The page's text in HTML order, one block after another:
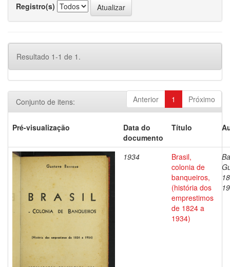
Registro(s)
Resultado 1-1 de 1.
Anterior 1 Próximo
Conjunto de itens:
Pré-visualização
Data do
documento
Título
1934
Brasil,
colonia de
banqueiros,
(história dos
emprestimos
de 1824 a
1934)